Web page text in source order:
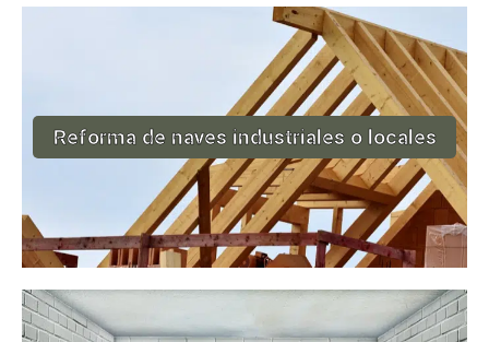
Reforma de naves industriales o locales